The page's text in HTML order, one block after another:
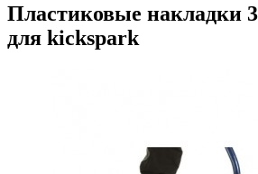
Пластиковые накладки
для kickspark